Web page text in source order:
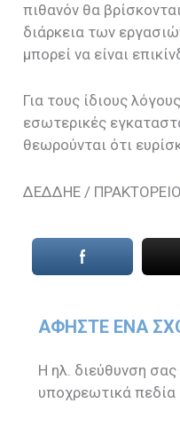
πιθανόν θα
διάρκεια των
μπορεί να είναι
Για τους ίδιους
εσωτερικές
θεωρούνται ότι
ΔΕΔΔΗΕ /
ΑΦΉΣΤΕ ΈΝΑ
Η ηλ. διεύθυνση σας
υποχρεωτικά